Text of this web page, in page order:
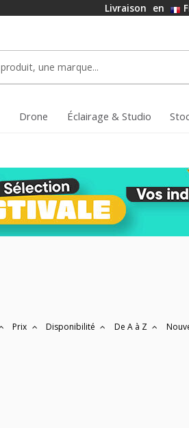
Livraison en
Drone Éclairage & Studio
Prix Disponibilité De A à Z